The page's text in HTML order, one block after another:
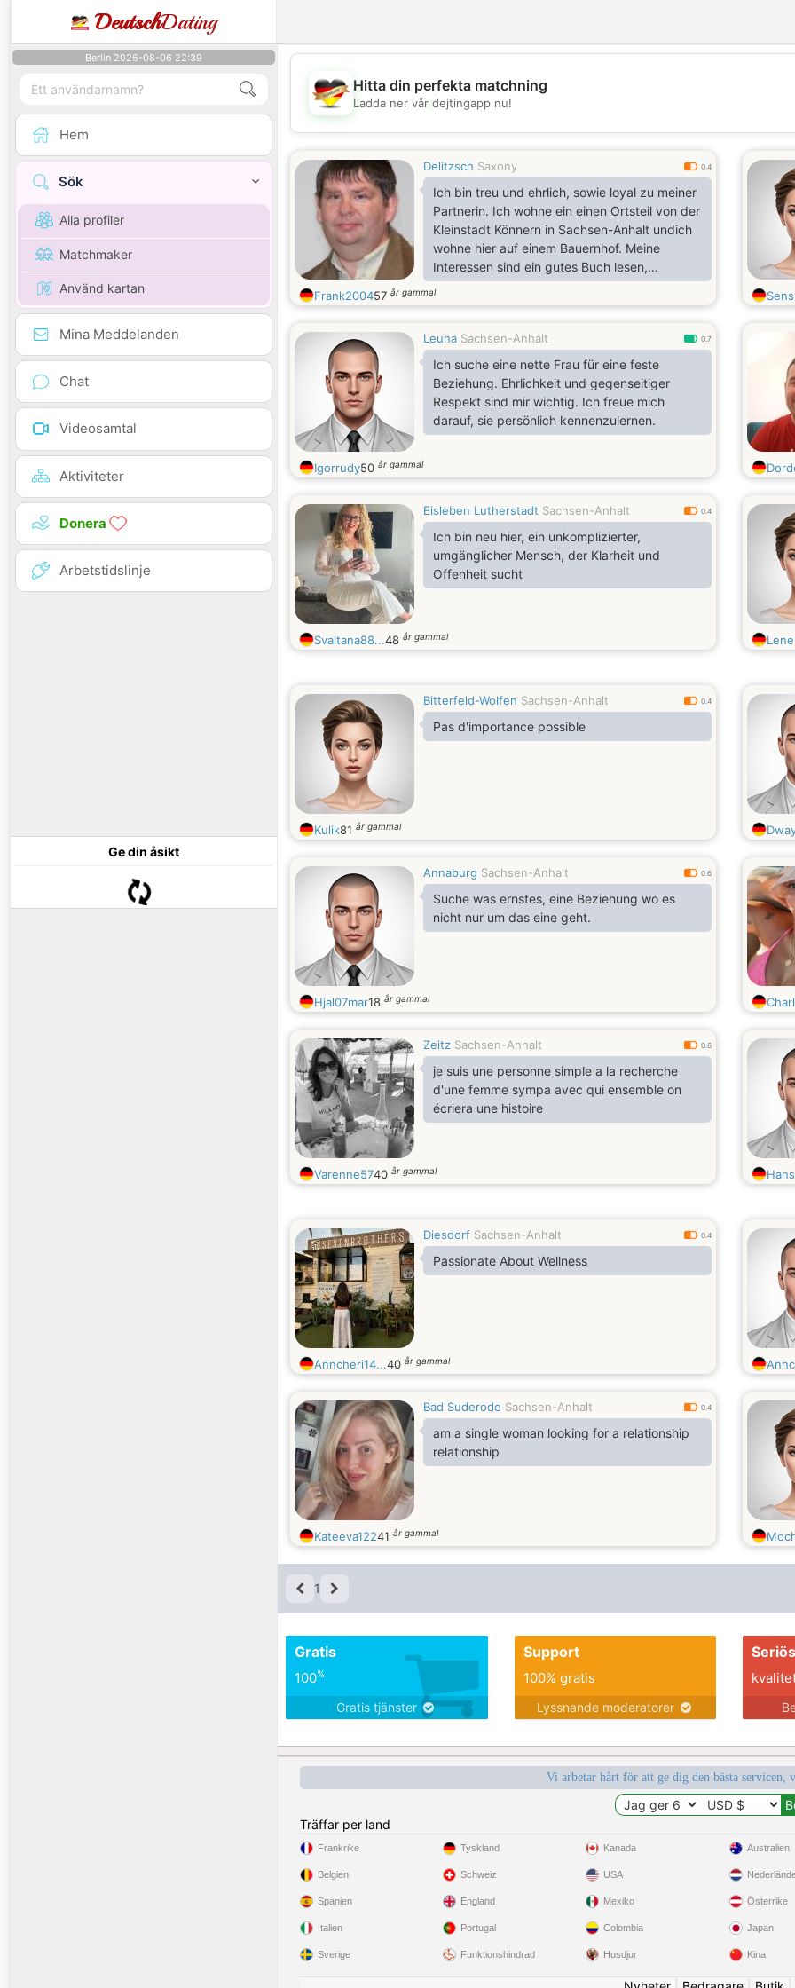
DeutschDating
Berlin 2026-08-06 22:39
Hem
Sök
Alla profiler
Matchmaker
Använd kartan
Mina Meddelanden
Chat
Videosamtal
Aktiviteter
Donera
Arbetstidslinje
Ge din åsikt
💖
💕
Hitta din perfekta matchning
Ladda ner vår dejtingapp nu!
Delitzsch Saxony 0.4
Ich bin treu und ehrlich, sowie loyal zu meiner
Partnerin. Ich wohne ein einen Ortsteil von der
Kleinstadt Könnern in Sachsen-Anhalt undich
wohne hier auf einem Bauernhof. Meine
Interessen sind ein gutes Buch lesen,
spazieren gehen Tiere und Landwirtschaft
und Internet
Frank200457 år gammal
Leuna Sachsen-Anhalt 0.7
Ich suche eine nette Frau für eine feste
Beziehung. Ehrlichkeit und gegenseitiger
Respekt sind mir wichtig. Ich freue mich
darauf, sie persönlich kennenzulernen.
Igorrudy50 år gammal
Eisleben Lutherstadt Sachsen-Anhalt 0.4
Ich bin neu hier, ein unkomplizierter,
umgänglicher Mensch, der Klarheit und
Offenheit sucht
Svaltana88...48 år gammal
Bitterfeld-Wolfen Sachsen-Anhalt 0.4
Pas d'importance possible
Kulik81 år gammal
Annaburg Sachsen-Anhalt 0.6
Suche was ernstes, eine Beziehung wo es
nicht nur um das eine geht.
Hjal07mar18 år gammal
Zeitz Sachsen-Anhalt 0.6
je suis une personne simple a la recherche
d'une femme sympa avec qui ensemble on
écriera une histoire
Varenne5740 år gammal
Diesdorf Sachsen-Anhalt 0.4
Passionate About Wellness
Anncheri14...40 år gammal
Bad Suderode Sachsen-Anhalt 0.4
am a single woman looking for a relationship
relationship
Kateeva12241 år gammal
1
Gratis
100%
Gratis tjänster
Support
100% gratis
Lyssnande moderatorer
Seriös
Vi arbetar hårt för att ge dig den bästa servicen,
Träffar per land
Frankrike
Belgien
Spanien
Italien
Sverige
Tyskland
Schweiz
England
Portugal
Funktionshindrad
Kanada
USA
Mexiko
Colombia
Husdjur
Australien
Österrike
Japan
Kina